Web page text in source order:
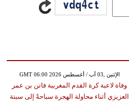
GMT 06:00 2026 الإثنين ,03 آب / أغسطس
وفاة لاعبة كرة القدم المغربية فاتن بن عمر
العزيزي أثناء محاولة الهجرة سباحةً إلى سبتة